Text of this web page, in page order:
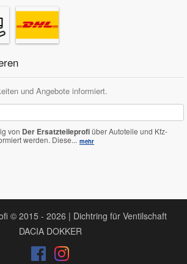
und Angebote informiert.
von Der Ersatzteileprofiüber Autoteile und Kfz-
werden. Diese... mehr
© 2015 - 2026 | Dichtring für Ventilschaft
DACIA DOKKER